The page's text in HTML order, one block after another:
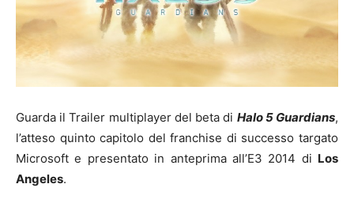
Guarda il Trailer multiplayer del beta di Halo 5 Guardians,
l’atteso quinto capitolo del franchise di successo targato
Microsoft e presentato in anteprima all’E3 2014 di Los
Angeles.